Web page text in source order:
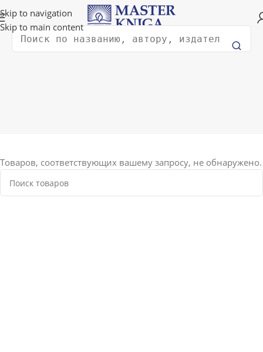
Skip to navigation
Skip to main content
Доставка в любую страну мира!
Поиск
Товаров, соответствующих вашему запросу, не обнаружено.